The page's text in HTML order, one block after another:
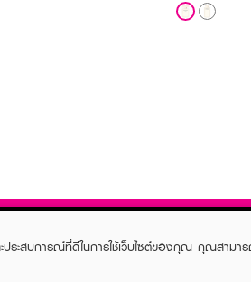
ระสบการณ์ที่ดีในการใช้เว็บไซต์ของคุณ คุณสามาร